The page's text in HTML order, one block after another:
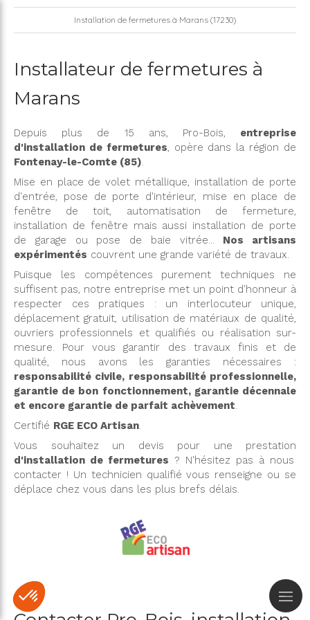
Installation de fermetures à Marans (17230)
Installateur de fermetures à
Marans
Depuis plus de 15 ans, Pro-Bois, entreprise
d'installation de fermetures, opère dans la région de
Fontenay-le-Comte (85).
Mise en place de volet métallique, installation de porte
d'entrée, pose de porte d'intérieur, mise en place de
fenêtre de toit, automatisation de fermeture,
installation de fenêtre mais aussi installation de porte
de garage ou pose de baie vitrée... Nos artisans
expérimentés couvrent une grande variété de travaux.
Puisque les compétences purement techniques ne
suffisent pas, notre entreprise met un point d'honneur à
respecter ces pratiques : un interlocuteur unique,
déplacement gratuit, utilisation de matériaux de qualité,
ouvriers professionnels et qualifiés ou réalisation sur-
mesure. Pour vous garantir des travaux finis et de
qualité, nous avons les garanties nécessaires :
responsabilité civile, responsabilité professionnelle,
garantie de bon fonctionnement, garantie décennale
et encore garantie de parfait achèvement.
Certifié RGE ECO Artisan.
Vous souhaitez un devis pour une prestation
d'installation de fermetures ? N'hésitez pas à nous
contacter ! Un technicien qualifié vous renseigne ou se
déplace chez vous dans les plus brefs délais.